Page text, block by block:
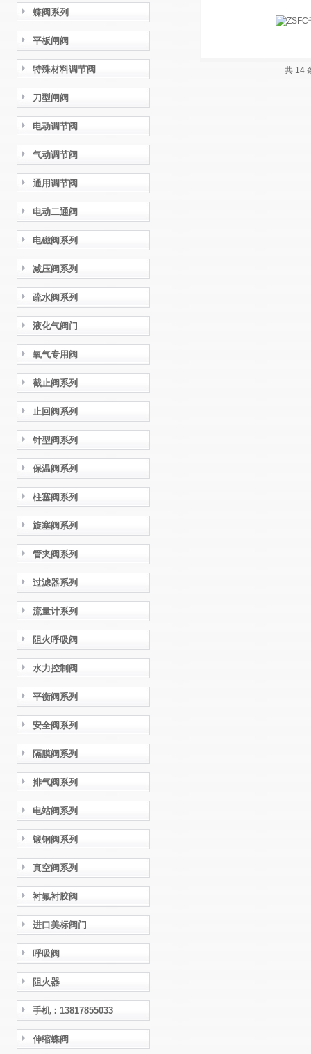
蝶阀系列
平板闸阀
特殊材料调节阀
刀型闸阀
电动调节阀
气动调节阀
通用调节阀
电动二通阀
电磁阀系列
减压阀系列
疏水阀系列
液化气阀门
氧气专用阀
截止阀系列
止回阀系列
针型阀系列
保温阀系列
柱塞阀系列
旋塞阀系列
管夹阀系列
过滤器系列
流量计系列
阻火呼吸阀
水力控制阀
平衡阀系列
安全阀系列
隔膜阀系列
排气阀系列
电站阀系列
锻钢阀系列
真空阀系列
衬氟衬胶阀
进口美标阀门
呼吸阀
阻火器
手机：13817855033
伸缩蝶阀
共 14